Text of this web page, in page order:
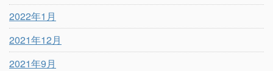
2022年1月
2021年12月
2021年9月